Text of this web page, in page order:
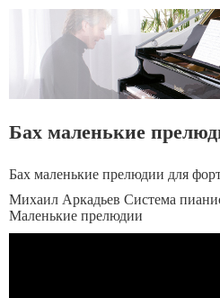
Бах маленькие
Бах маленькие прелюдии для
Михаил Аркадьев Система
Маленькие прелюдии